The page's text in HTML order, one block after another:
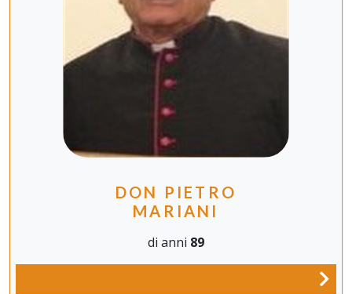
DON PIETRO
MARIANI
di anni 89